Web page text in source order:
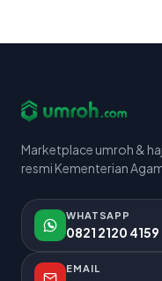
Marketplace umroh &
resmi Kementerian
WHATSAPP
0821 2120 4159
EMAIL